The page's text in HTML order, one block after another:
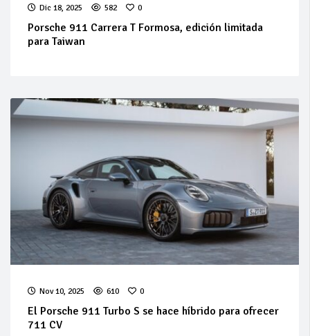
Dic 18, 2025 582 0
Porsche 911 Carrera T Formosa, edición limitada
para Taiwan
Nov 10, 2025 610 0
El Porsche 911 Turbo S se hace híbrido para ofrecer
711 CV